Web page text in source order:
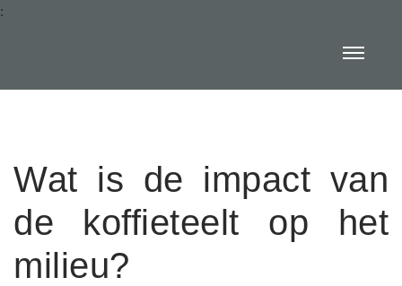
:
Wat is de impact van
de koffieteelt op het
milieu?